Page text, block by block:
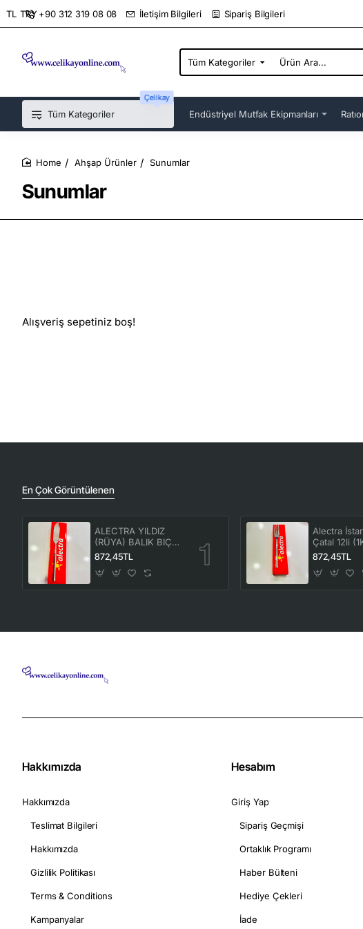
+90 312 319 08 08 İletişim Bilgileri Sipariş Bilgileri
TL TRY
Tüm Kategoriler
Ürün
Ara...
Tüm Kategoriler
Çelikay
Endüstriyel Mutfak Ekipmanları
Sunumlar
Ahşap Ürünler Sunumlar
Alışveriş sepetiniz boş!
En Çok Görüntülenen
ALECTRA YILDIZ
(RÜYA) BALIK BIÇAK
12'Lİ (1 KUTU) -ALC
086
872,45TL
Alectra
Çatal 12li
ALC-069
872,45TL
Hakkımızda
Hakkımızda
Teslimat Bilgileri
Hakkımızda
Gizlilik Politikası
Terms & Conditions
Kampanyalar
Hesabım
Giriş Yap
Sipariş Geçmişi
Ortaklık Programı
Haber Bülteni
Hediye Çekleri
İade